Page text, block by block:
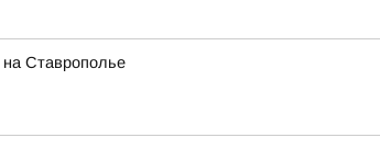
Ставрополье